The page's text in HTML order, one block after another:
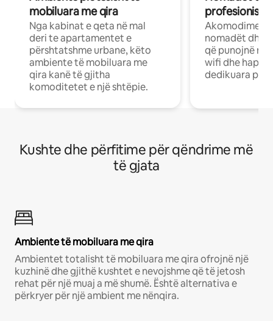
mobiluara me qira
Nga kabinat e qeta në mal
deri te apartamentet e
përshtatshme urbane, këto
ambiente të mobiluara me
qira kanë të gjitha
komoditetet e një shtëpie.
Akomodime
nomadët dhe
që punojnë në
wifi dhe
dedikuara
Kushte dhe përfitime për qëndrime më
të gjata
Ambiente të mobiluara me qira
Ambientet totalisht të mobiluara me qira ofrojnë një
kuzhinë dhe gjithë kushtet e nevojshme që të jetosh
rehat për një muaj a më shumë. Është alternativa e
përkryer për një ambient me nënqira.